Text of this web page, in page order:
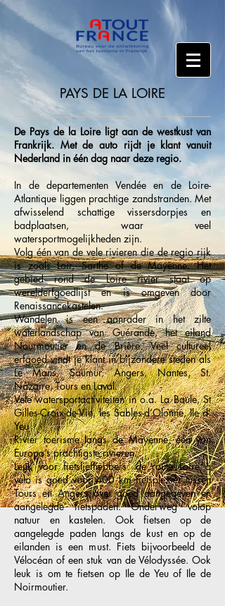
PAYS DE LA LOIRE
De Pays de la Loire ligt aan de westkust van
Frankrijk. Met de auto rijdt je klant vanuit
Nederland in één dag naar deze regio.
In de departementen Vendée en de Loire-
Atlantique liggen prachtige zandstranden. Met
afwisselend schattige vissersdorpjes en
badplaatsen, waar veel
watersportmogelijkheden zijn.
Volg één van de vele rivieren die de regio rijk
is zoals Loir, Sarthe of de Mayenne. Het
gebied rond de Loire rivier staat op
werelderfgoedlijst en is omgeven door
Renaissancekastelen.
Wandelen is een aanrader in het zilte
waterlandschap van Guérande, het eiland
Nourmoutier en de Brière. Veel cultureel
erfgoed vindt je klant in bijzondere steden als
Le Mans, Saumur, Angers, Nantes, St.
Nazaire, Tours en Laval.
Vele watersportactiviteiten in o.a. La Baule, St
Gilles-Croix-de-Vie, les Sables-d’Olonne, Ile d’
Yeu
Rivier toerisme langs de Mayenne, één van
Europa’s prachtigste rivieren.
Leuk voor fietsliefhebbers: de route Loire à
vélo is goed voor 400 km fietsplezier tussen
Tours en Angers over goed aangegeven en
aangelegde fietspaden. Onderweg volop
natuur en kastelen. Ook fietsen op de
aangelegde paden langs de kust en op de
eilanden is een must. Fiets bijvoorbeeld de
Vélocéan of een stuk van de Vélodyssée. Ook
leuk is om te fietsen op Ile de Yeu of Ile de
Noirmoutier.